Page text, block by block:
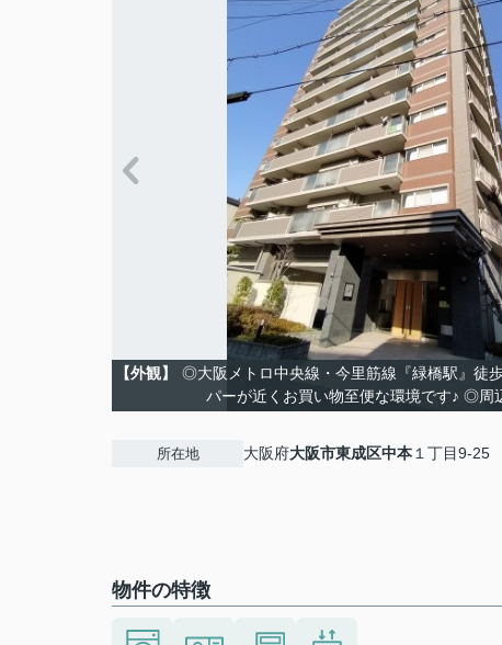
【外観】
◎大阪メトロ中央線・今里筋線『緑橋駅』徒
パーが近くお買い物至便な環境です♪ ◎周
所在地 大阪府大阪市東成区中本 １丁目9-25
物件の特徴